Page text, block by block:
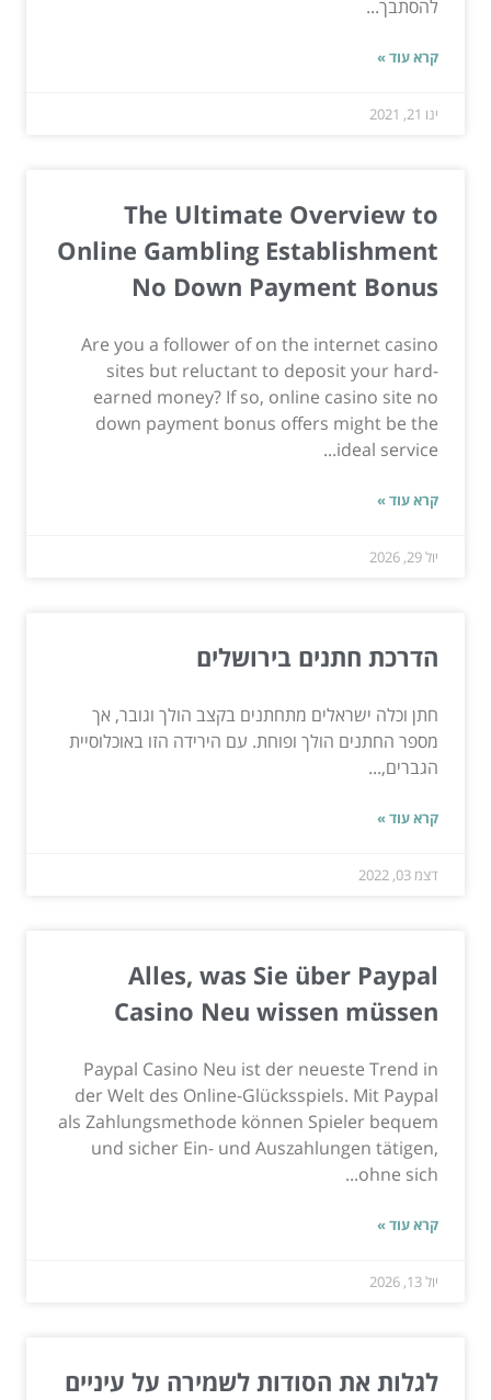
להסתבך...
קרא עוד »
ינו 21, 2021
The Ultimate Overview to
Online Gambling Establishment
No Down Payment Bonus
Are you a follower of on the internet casino
sites but reluctant to deposit your hard-
earned money? If so, online casino site no
down payment bonus offers might be the
ideal service...
קרא עוד »
יול 29, 2026
הדרכת חתנים בירושלים
חתן וכלה ישראלים מתחתנים בקצב הולך וגובר, אך
מספר החתנים הולך ופוחת. עם הירידה הזו באוכלוסיית
הגברים,...
קרא עוד »
דצמ 03, 2022
Alles, was Sie über Paypal
Casino Neu wissen müssen
Paypal Casino Neu ist der neueste Trend in
der Welt des Online-Glücksspiels. Mit Paypal
als Zahlungsmethode können Spieler bequem
und sicher Ein- und Auszahlungen tätigen,
ohne sich...
קרא עוד »
יול 13, 2026
לגלות את הסודות לשמירה על עיניים